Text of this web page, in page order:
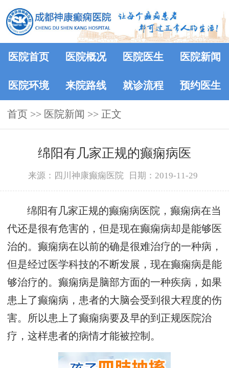
医院首页 医院概况 医院医生 医院新闻
医院环境 来院路线 就诊流程 预约医生
首页 >> 医院新闻 >> 正文
绵阳有几家正规的癫痫病医
来源：四川神康癫痫医院 日期：2019-11-29
绵阳有几家正规的癫痫病医院，癫痫病在当
代还是很有危害的，但是现在癫痫病却是能够医
治的。癫痫病在以前的确是很难治疗的一种病，
但是经过医学科技的不断发展，现在癫痫病是能
够治疗的。癫痫病是脑部方面的一种疾病，如果
患上了癫痫病，患者的大脑会受到很大程度的伤
害。所以患上了癫痫病要及早的到正规医院治
疗，这样患者的病情才能被控制。